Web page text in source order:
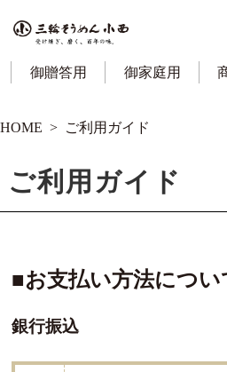
御贈答用 御家庭用
HOME ご利用ガイド
ご利用ガイド
■お支払い方法につい
銀行振込